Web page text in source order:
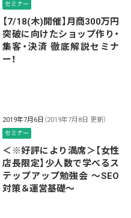
セミナー
【7/18(木)開催】月商300万円
突破に向けたショップ作り・
集客・決済 徹底解説セミナ
ー！
2019年7月6日 （2019年7月8日 更新）
セミナー
＜※好評により満席＞【女性
店長限定】少人数で学べるス
テップアップ勉強会 〜SEO
対策＆運営基礎〜